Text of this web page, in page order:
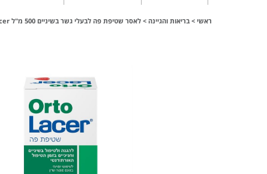
ראשי > בריאות והגיינה > לאסר שטיפת פה לבעלי גשר בשיניים 500 מ"ל Lacer